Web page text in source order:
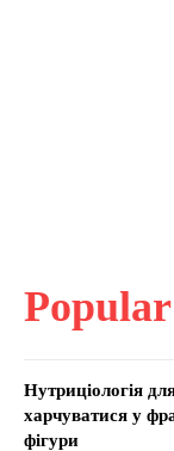
Popular
Нутриціологія
харчуватися у
фігури